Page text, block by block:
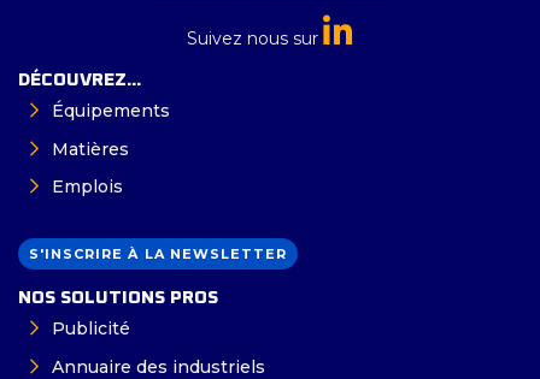
Suivez nous sur
DÉCOUVREZ...
Équipements
Matières
Emplois
S'INSCRIRE À LA NEWSLETTER
NOS SOLUTIONS PROS
Publicité
Annuaire des industriels